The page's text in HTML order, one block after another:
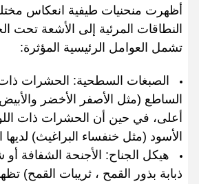
أظهرت منحنيات طيفية انعكاس
النطاقات المرئية إلى الأشعة تحت
تشمل العوامل الرئيسية المؤثرة:
الصبغات السطحية: الحشرات ذات
الساطع (مثل الأصفر الأخضر
أعلى، في حين أن الحشرات ذات
الأسود (مثل خنفساء البراغيث)
هيكل الجناح: الأجنحة الشفافة
ذبابة بذور القمح ، ثريبات القمح)